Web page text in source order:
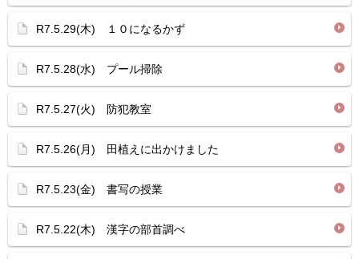
R7.5.29(木) １０になるかず
R7.5.28(水) プール掃除
R7.5.27(火) 防犯教室
R7.5.26(月) 田植えに出かけました
R7.5.23(金) 書写の授業
R7.5.22(木) 漢字の部首調べ